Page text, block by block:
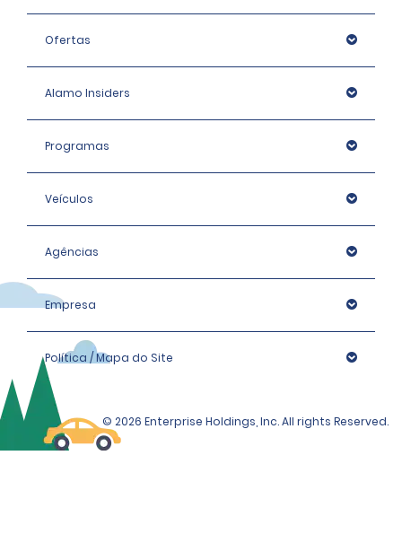
Ofertas
Alamo Insiders
Programas
Veículos
Agências
Empresa
Política / Mapa do Site
© 2026 Enterprise Holdings, Inc. All rights Reserved.